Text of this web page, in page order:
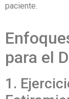
paciente.
para el
1.